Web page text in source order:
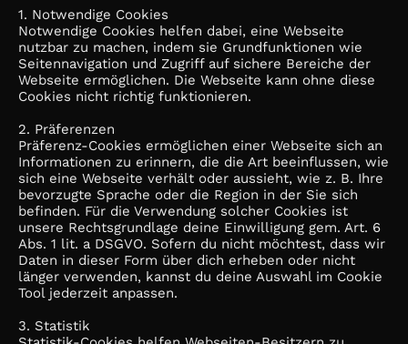
1. Notwendige Cookies
Notwendige Cookies helfen dabei, eine Webseite
nutzbar zu machen, indem sie Grundfunktionen wie
Seitennavigation und Zugriff auf sichere Bereiche der
Webseite ermöglichen. Die Webseite kann ohne diese
Cookies nicht richtig funktionieren.
2. Präferenzen
Präferenz-Cookies ermöglichen einer Webseite sich an
Informationen zu erinnern, die die Art beeinflussen, wie
sich eine Webseite verhält oder aussieht, wie z. B. Ihre
bevorzugte Sprache oder die Region in der Sie sich
befinden. Für die Verwendung solcher Cookies ist
unsere Rechtsgrundlage deine Einwilligung gem. Art. 6
Abs. 1 lit. a DSGVO. Sofern du nicht möchtest, dass wir
Daten in dieser Form über dich erheben oder nicht
länger verwenden, kannst du deine Auswahl im Cookie
Tool jederzeit anpassen.
3. Statistik